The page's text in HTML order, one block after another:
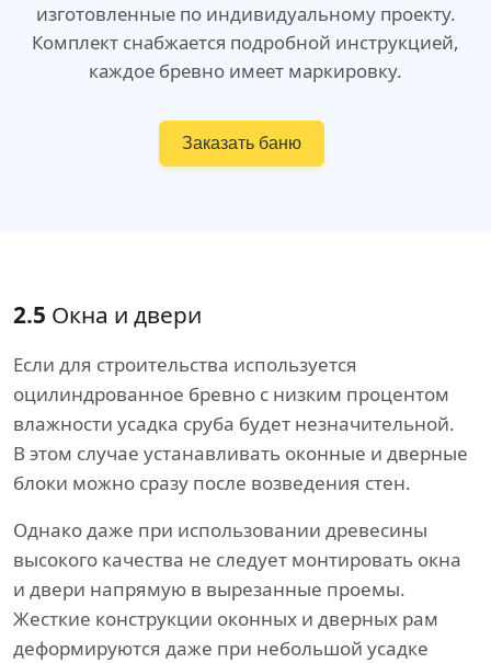
изготовленные по индивидуальному проекту.
Комплект снабжается подробной инструкцией,
каждое бревно имеет маркировку.
Заказать баню
2.5 Окна и двери
Если для строительства используется
оцилиндрованное бревно с низким процентом
влажности усадка сруба будет незначительной.
В этом случае устанавливать оконные и дверные
блоки можно сразу после возведения стен.
Однако даже при использовании древесины
высокого качества не следует монтировать окна
и двери напрямую в вырезанные проемы.
Жесткие конструкции оконных и дверных рам
деформируются даже при небольшой усадке